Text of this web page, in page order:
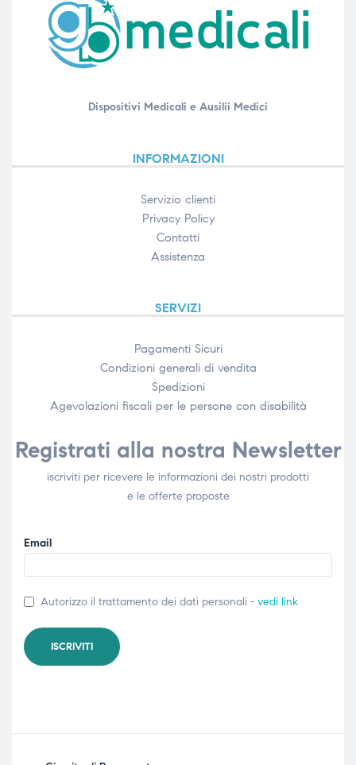
Dispositivi Medicali e Ausilii Medici
INFORMAZIONI
Servizio clienti
Privacy Policy
Contatti
Assistenza
SERVIZI
Pagamenti Sicuri
Condizioni generali di vendita
Spedizioni
Agevolazioni fiscali per le persone con disabilità​
Registrati alla nostra Newsletter
iscriviti per ricevere le informazioni dei nostri prodotti
e le offerte proposte
Email
Autorizzo il trattamento dei dati personali - vedi link